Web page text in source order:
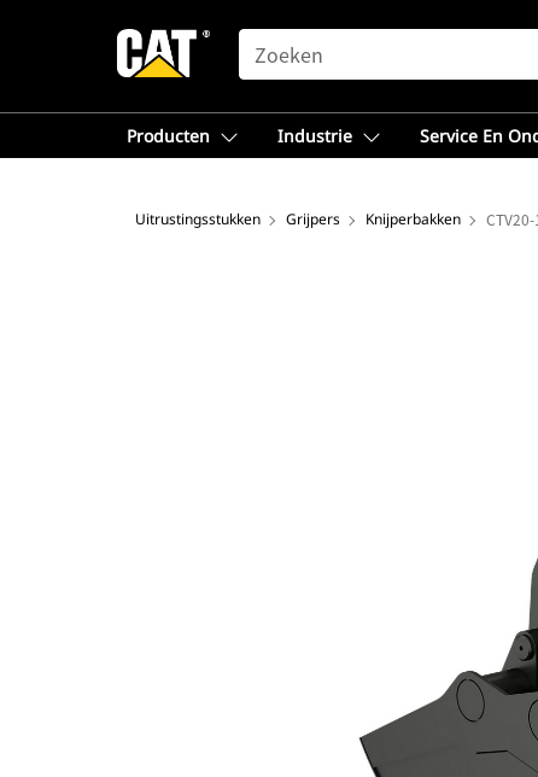
SEARCH
Producten Industrie Service En
Uitrustingsstukken Grijpers Knijperbakken